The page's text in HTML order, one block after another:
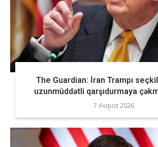
The Guardian: İran Trampı
uzunmüddətli qarşıdurmaya
7 Avqust 2026